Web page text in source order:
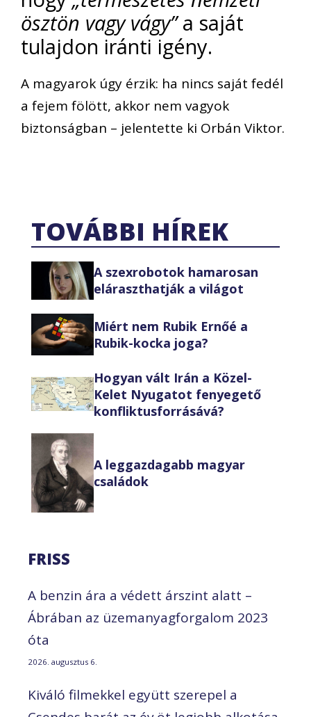
ösztön vagy vágy”a saját
tulajdon iránti igény.
A magyarok úgy érzik: ha nincs saját fedél
a fejem fölött, akkor nem vagyok
biztonságban – jelentette ki Orbán Viktor.
TOVÁBBI HÍREK
A szexrobotok hamarosan
eláraszthatják a világot
Miért nem Rubik Ernőé a
Rubik-kocka joga?
Hogyan vált Irán a Közel-
Kelet Nyugatot fenyegető
konfliktusforrásává?
A leggazdagabb magyar
családok
FRISS
A benzin ára a védett árszint alatt –
Ábrában az üzemanyagforgalom 2023
óta
2026. augusztus 6.
Kiváló filmekkel együtt szerepel a